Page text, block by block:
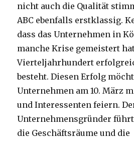
nicht auch die Qualität
ABC ebenfalls erstklassig.
dass das Unternehmen in
manche Krise gemeistert
Vierteljahrhundert
besteht. Diesen Erfolg
Unternehmen am 10. März
und Interessenten feiern.
Unternehmensgründer
die Geschäftsräume und die